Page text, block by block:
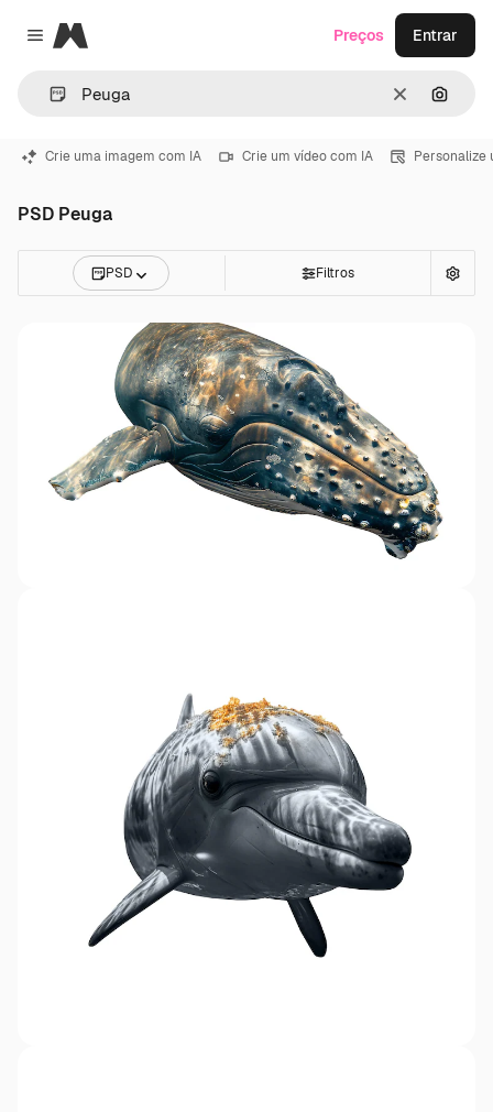
Close menu
Magnific
Limpar
Preços Entrar
Crie uma imagem com IA Crie um vídeo com IA Personalize
PSD Peuga
PSD Filtros